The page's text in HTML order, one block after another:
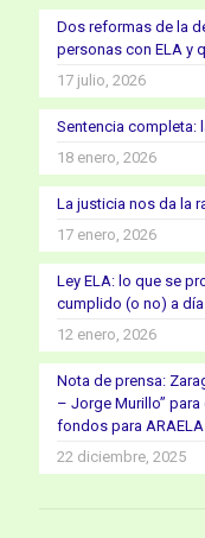
Dos reformas de la
personas con ELA y
17 julio, 2026
Sentencia completa:
18 enero, 2026
La justicia nos da la
17 enero, 2026
Ley ELA: lo que se
cumplido (o no) a
12 enero, 2026
Nota de prensa:
– Jorge Murillo”
fondos para
22 diciembre, 2025